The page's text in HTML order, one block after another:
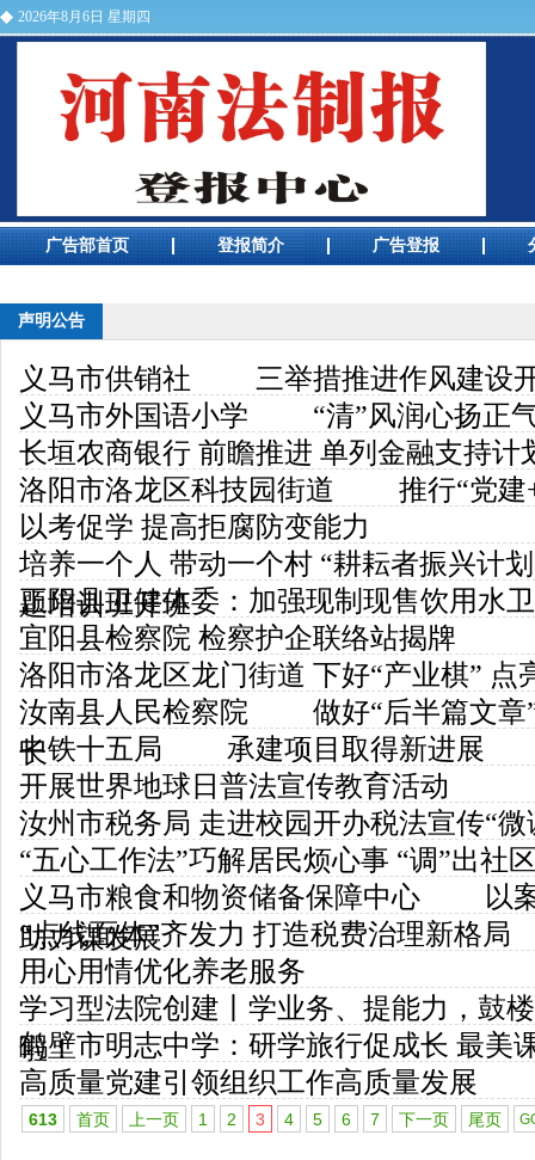
2026年8月6日 星期四
河南法制报电话
广告部首页 登报简介 广告登报
声明公告
义马市供销社 三举措推进作风建设
义马市外国语小学 “清”风润心扬正
长垣农商银行 前瞻推进 单列金融支持计
洛阳市洛龙区科技园街道 推行“党建
以考促学 提高拒腐防变能力
培养一个人 带动一个村 “耕耘者振兴计
题培训班开班
正阳县卫健体委：加强现制现售饮用水
宜阳县检察院 检察护企联络站揭牌
洛阳市洛龙区龙门街道 下好“产业棋” 点
汝南县人民检察院 做好“后半篇文章”
长
中铁十五局 承建项目取得新进展
开展世界地球日普法宣传教育活动
汝州市税务局 走进校园开办税法宣传“微
“五心工作法”巧解居民烦心事 “调”出社
义马市粮食和物资储备保障中心 以
助力谋发展
“点线面体”齐发力 打造税费治理新格局
用心用情优化养老服务
学习型法院创建丨学业务、提能力，鼓
啦！
鹤壁市明志中学：研学旅行促成长 最美
高质量党建引领组织工作高质量发展
613 首页 上一页 1 2 3 4 5 6 7 下一页 尾页